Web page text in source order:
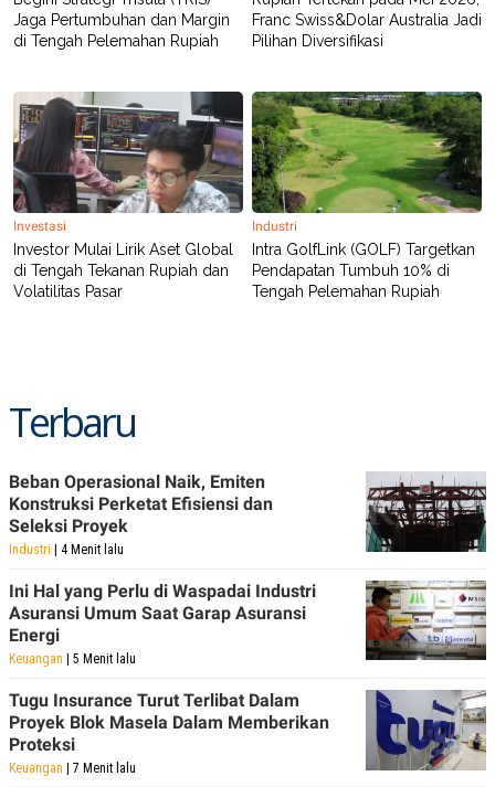
Jaga Pertumbuhan dan Margin
di Tengah Pelemahan Rupiah
Franc Swiss&Dolar Australia Jadi
Pilihan Diversifikasi
Investasi
Investor Mulai Lirik Aset Global
di Tengah Tekanan Rupiah dan
Volatilitas Pasar
Industri
Intra GolfLink (GOLF) Targetkan
Pendapatan Tumbuh 10% di
Tengah Pelemahan Rupiah
Terbaru
Beban Operasional Naik, Emiten
Konstruksi Perketat Efisiensi dan
Seleksi Proyek
Industri | 4 Menit lalu
Ini Hal yang Perlu di Waspadai Industri
Asuransi Umum Saat Garap Asuransi
Energi
Keuangan | 5 Menit lalu
Tugu Insurance Turut Terlibat Dalam
Proyek Blok Masela Dalam Memberikan
Proteksi
Keuangan | 7 Menit lalu